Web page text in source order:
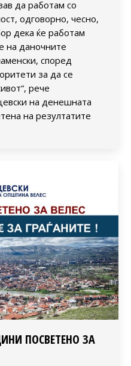
да работам со
одговорно, чесно,
дека ќе работам
на даночните
според
за да се
рече
на денешната
на резултатите
ПОСВЕТЕНО ЗА